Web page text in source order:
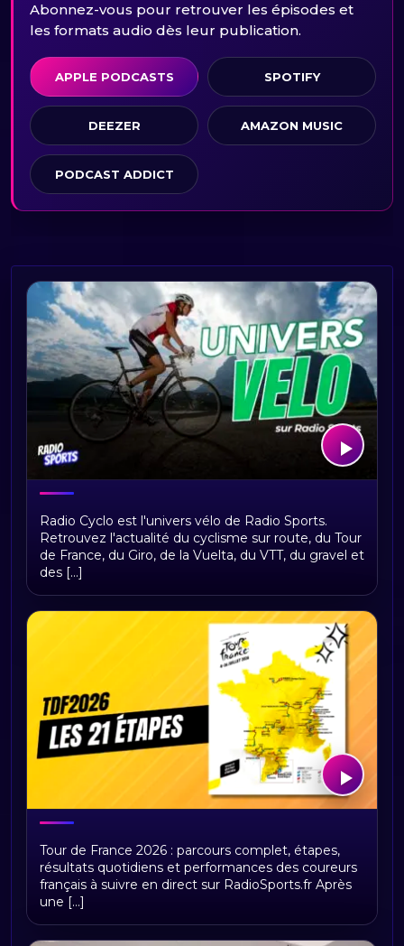
Abonnez-vous pour retrouver les épisodes et
les formats audio dès leur publication.
APPLE PODCASTS SPOTIFY
DEEZER AMAZON MUSIC
PODCAST ADDICT
Bienvenue sur Radio Cyclo, votre
univers vélo
Radio Cyclo est l'univers vélo de Radio Sports.
Retrouvez l'actualité du cyclisme sur route, du Tour
de France, du Giro, de la Vuelta, du VTT, du gravel et
des [...]
Tour de France 2026 : présentation,
étapes et replays Radio Sports
Tour de France 2026 : parcours complet, étapes,
résultats quotidiens et performances des coureurs
français à suivre en direct sur RadioSports.fr Après
une [...]